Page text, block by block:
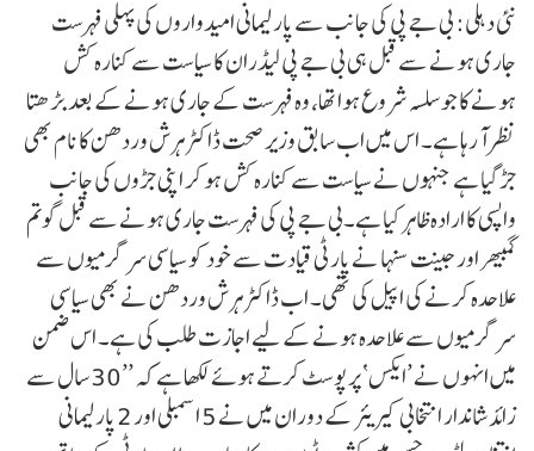
نئی دہلی: بی جے پی کی جانب سے پارلیمانی امیدواروں کی پہلی فہرست
جاری ہونے سے قبل ہی بی جے پی لیڈران کا سیاست سے کنارہ کش
ہونے کا جو سلسہ شروع ہوا تھا، وہ فہرست کے جاری ہونے کے بعد بڑھتا
نظر آ رہا ہے۔ اس میں اب سابق وزیر صحت ڈاکٹر ہرش وردھن کا نام بھی
جڑ گیا ہے جنہوں نے سیاست سے کنارہ کش ہو کر اپنی جڑوں کی جانب
واپسی کا ارادہ ظاہر کیا ہے۔بی جے پی کی فہرست جاری ہونے سے قبل گوتم
گمبھیر اور جینت سنہا نے پارٹی قیادت سے خود کو سیاسی سرگرمیوں سے
علاحدہ کرنے کی اپیل کی تھی۔ اب ڈاکٹر ہرش وردھن نے بھی سیاسی
سرگرمیوں سے علاحدہ ہونے کے لیے اجازت طلب کی ہے۔ اس ضمن
میں انہوں نے ’ایکس‘ پر پوسٹ کرتے ہوئے لکھا ہے کہ ’’30 سال سے
زائد شاندار انتخابی کیریئر کے دوران میں نے 5 اسمبلی اور 2 پارلیمانی